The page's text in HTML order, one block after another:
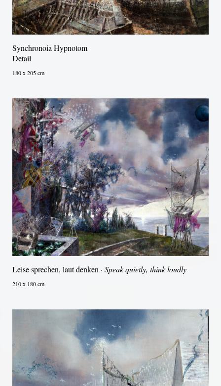
Synchronoia Hypnotom
Detail
180 x 205 cm
Leise sprechen, laut denken · Speak quietly, think loudly
210 x 180 cm